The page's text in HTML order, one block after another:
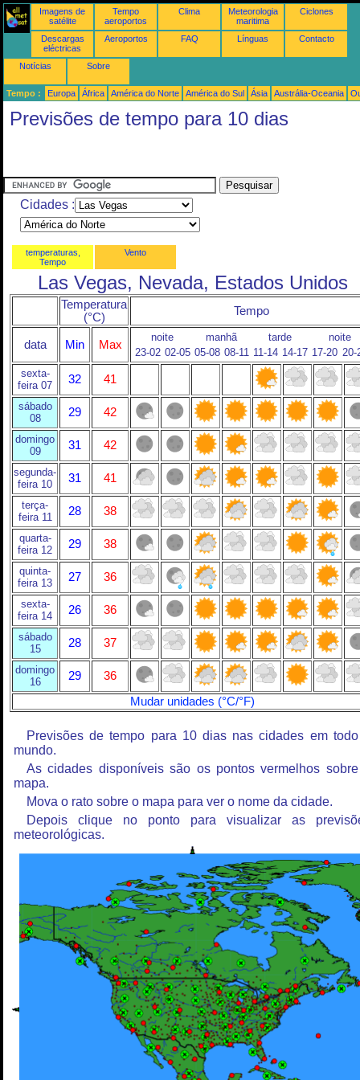
Imagens de
satélite
Tempo
aeroportos
Clima
Meteorologia
maritima
Ciclones
Descargas
eléctricas
Aeroportos FAQ Línguas Contacto
Notícias Sobre
Tempo : Europa África América do Norte América do Sul Ásia Austrália-Oceania
Previsões de tempo para 10 dias
Cidades :
temperaturas,
Tempo
Vento
Las Vegas, Nevada, Estados Unidos
Temperatura
(°C)
Tempo
data Min Max
noite manhã tarde
noite
23-02 02-05 05-08 08-11 11-14 14-17 17-20 20-
sexta-
feira 07
32 41
sábado
08
29 42
domingo
09
31 42
segunda-
feira 10
31 41
terça-
feira 11
28 38
quarta-
feira 12
29 38
quinta-
feira 13
27 36
sexta-
feira 14
26 36
sábado
15
28 37
domingo
16
29
36
Mudar unidades (°C/°F)
Previsões de tempo para 10 dias nas cidades em
mundo.
As cidades disponíveis são os pontos vermelhos
mapa.
Mova o rato sobre o mapa para ver o nome da cidade.
Depois clique no ponto para visualizar as
meteorológicas.